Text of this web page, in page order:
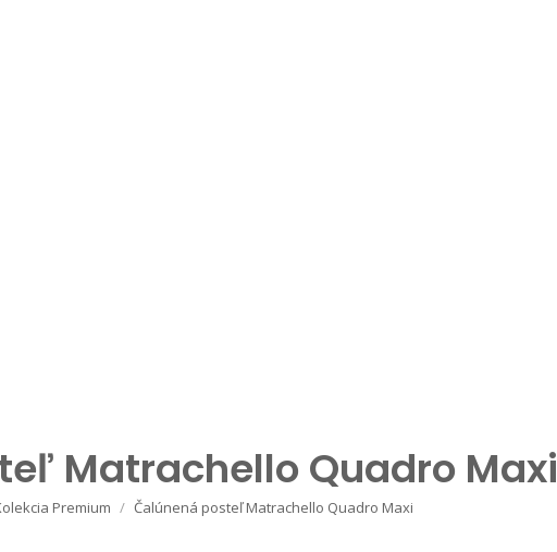
Matrachello Quadro Maxi
Premium Čalúnená posteľ Matrachello Quadro Maxi